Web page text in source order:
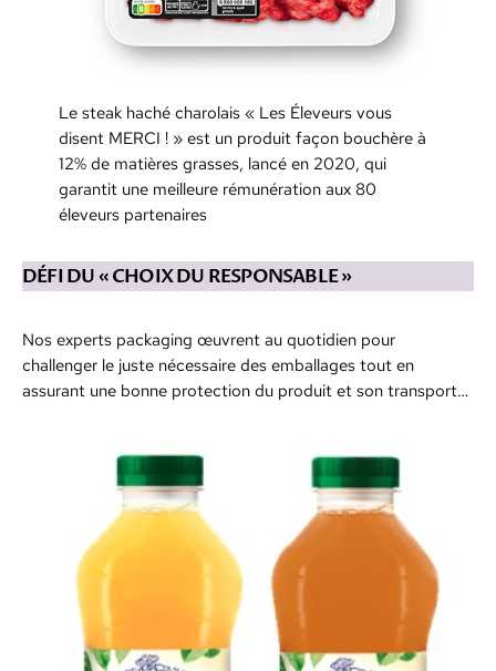
Le steak haché charolais « Les Éleveurs vous
disent MERCI ! » est un produit façon bouchère à
12% de matières grasses, lancé en 2020, qui
garantit une meilleure rémunération aux 80
éleveurs partenaires
DÉFI DU « CHOIX DU RESPONSABLE »
Nos experts packaging œuvrent au quotidien pour
challenger le juste nécessaire des emballages tout en
assurant une bonne protection du produit et son transport…